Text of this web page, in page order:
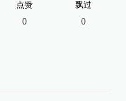
点赞
0
飘过
0